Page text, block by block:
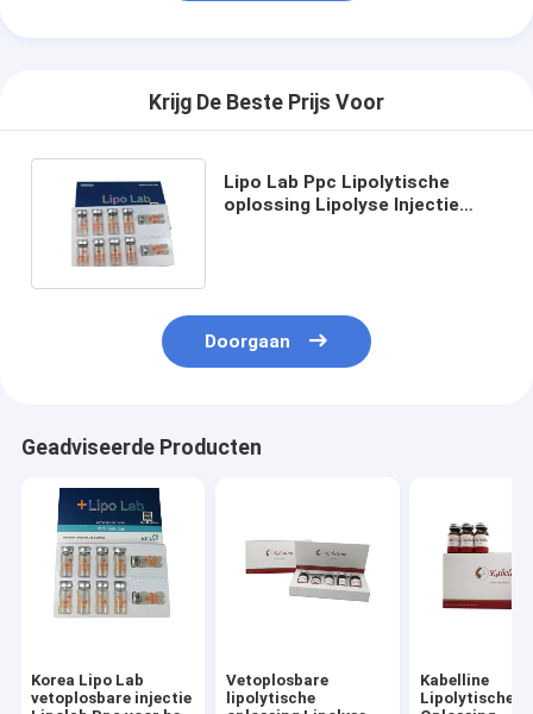
Krijg De Beste Prijs Voor
Lipo Lab Ppc Lipolytische
oplossing Lipolyse Injectie
Doorgaan
Geadviseerde Producten
Korea Lipo Lab
vetoplosbare injectie
Vetoplosbare
lipolytische
Kabelline
Lipolytische